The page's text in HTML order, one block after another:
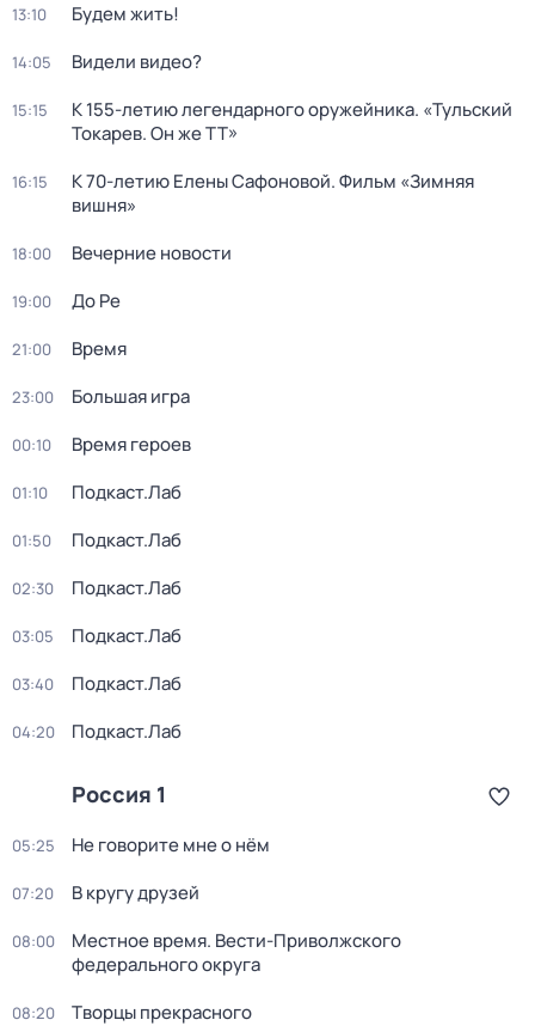
13:10 Будем жить!
14:05 Видели видео?
15:15
К 155-летию легендарного оружейника. «Тульский
Токарев. Он же ТТ»
16:15
К 70-летию Елены Сафоновой. Фильм «Зимняя
вишня»
18:00 Вечерние новости
19:00 До Ре
21:00 Время
23:00 Большая игра
00:10 Время героев
01:10 Подкаст.Лаб
01:50 Подкаст.Лаб
02:30 Подкаст.Лаб
03:05 Подкаст.Лаб
03:40 Подкаст.Лаб
04:20 Подкаст.Лаб
Россия 1
05:25 Не говорите мне о нём
07:20 В кругу друзей
08:00
Местное время. Вести-Приволжского
федерального округа
08:20 Творцы прекрасного